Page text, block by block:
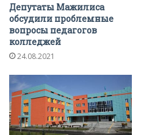
Депутаты Мажилиса
обсудили проблемные
вопросы педагогов
колледжей
24.08.2021